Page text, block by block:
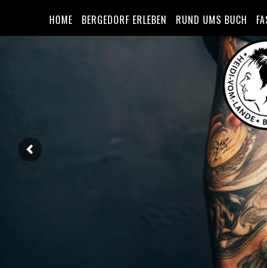
HOME BERGEDORF ERLEBEN RUND UMS BUCH